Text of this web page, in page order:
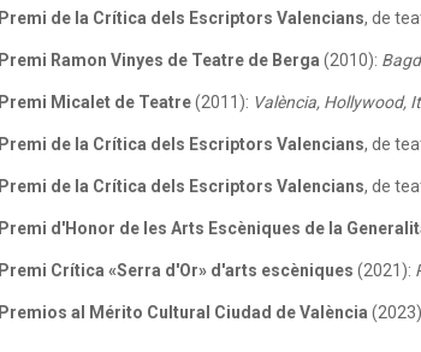
Premi de la Crítica dels Escriptors Valencians, de
Premi Ramon Vinyes de Teatre de Berga (2010):
Premi Micalet de Teatre(2011): València, Hollywood,
Premi de la Crítica dels Escriptors Valencians, de
Premi de la Crítica dels Escriptors Valencians, de
Premi d'Honor de les Arts Escèniques de la
Premi Crítica «Serra d'Or» d'arts escèniques (2021):
Premios al Mérito Cultural Ciudad de València (2023).